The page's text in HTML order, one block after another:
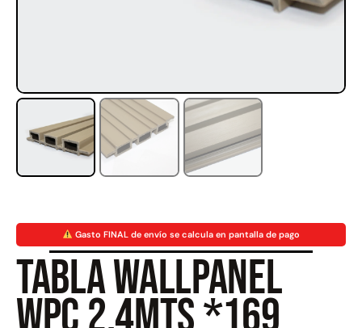
Gasto FINAL de envío se calcula en pantalla de pago
Tabla Wallpanel
Juego Modular 40
QplayGround
4.859.984
Juego Modular 25
QplayGround
9.558.557